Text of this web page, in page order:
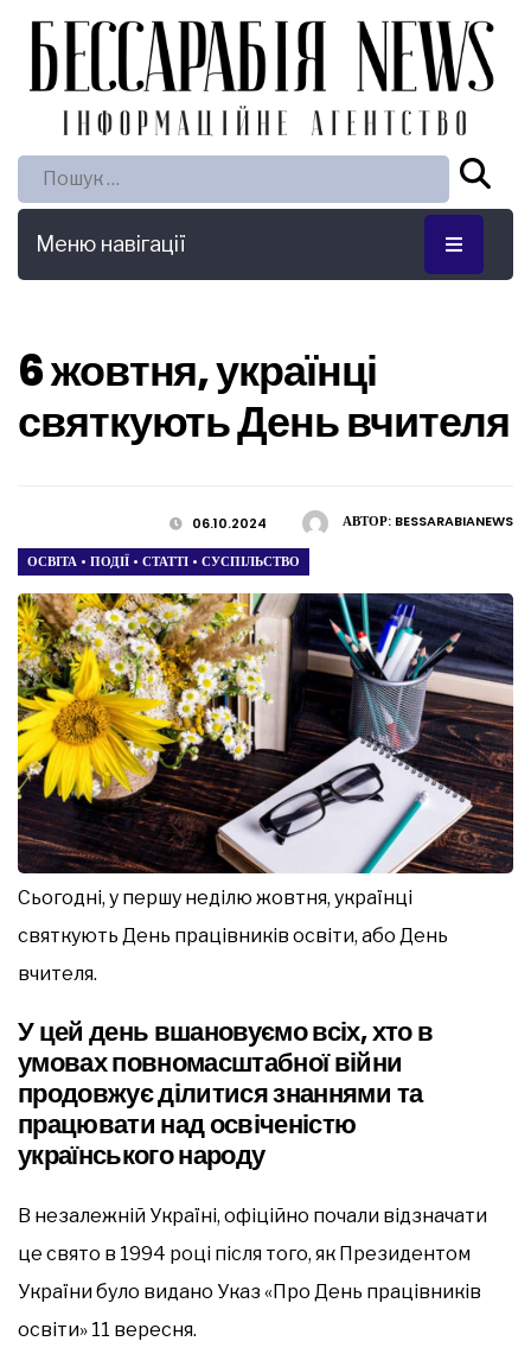
Пошук:
Меню навігації
6 жовтня, українці
святкують День вчителя
АВТОР: BESSARABIANEWS
06.10.2024
ОСВІТА • ПОДІЇ • СТАТТІ • СУСПІЛЬСТВО
Сьогодні, у першу неділю жовтня, українці
святкують День працівників освіти, або День
вчителя.
У цей день вшановуємо всіх, хто в
умовах повномасштабної війни
продовжує ділитися знаннями та
працювати над освіченістю
українського народу
В незалежній Україні, офіційно почали відзначати
це свято в 1994 році після того, як Президентом
України було видано Указ «Про День працівників
освіти» 11 вересня.